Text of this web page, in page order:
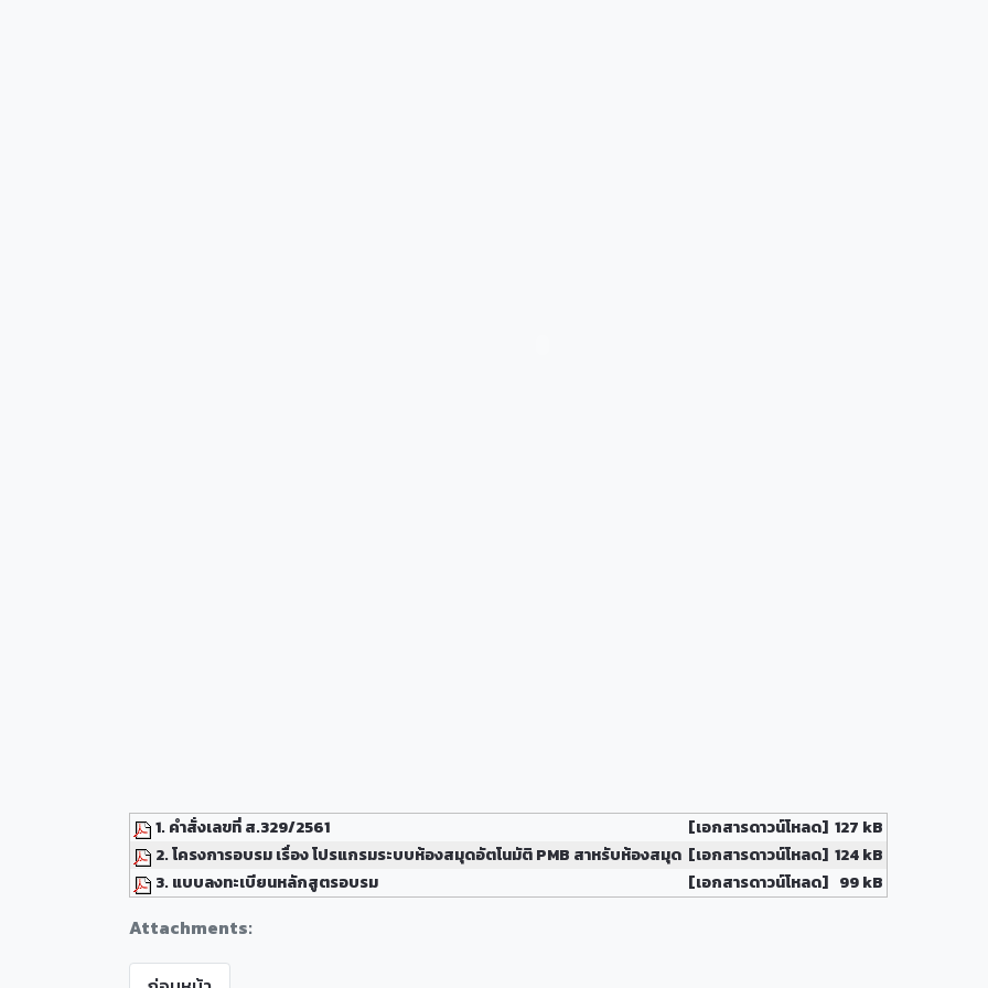
Attachments:
1. คำสั่งเลขที่ ส.329/2561 [เอกสารดาวน์โหลด] 127 kB
2. โครงการอบรม เรื่อง โปรแกรมระบบห้องสมุดอัตโนมัติ PMB สาหรับห้องสมุด [เอกสารดาวน์โหลด] 124 kB
3. แบบลงทะเบียนหลักสูตรอบรม
[เอกสารดาวน์โหลด] 99 kB